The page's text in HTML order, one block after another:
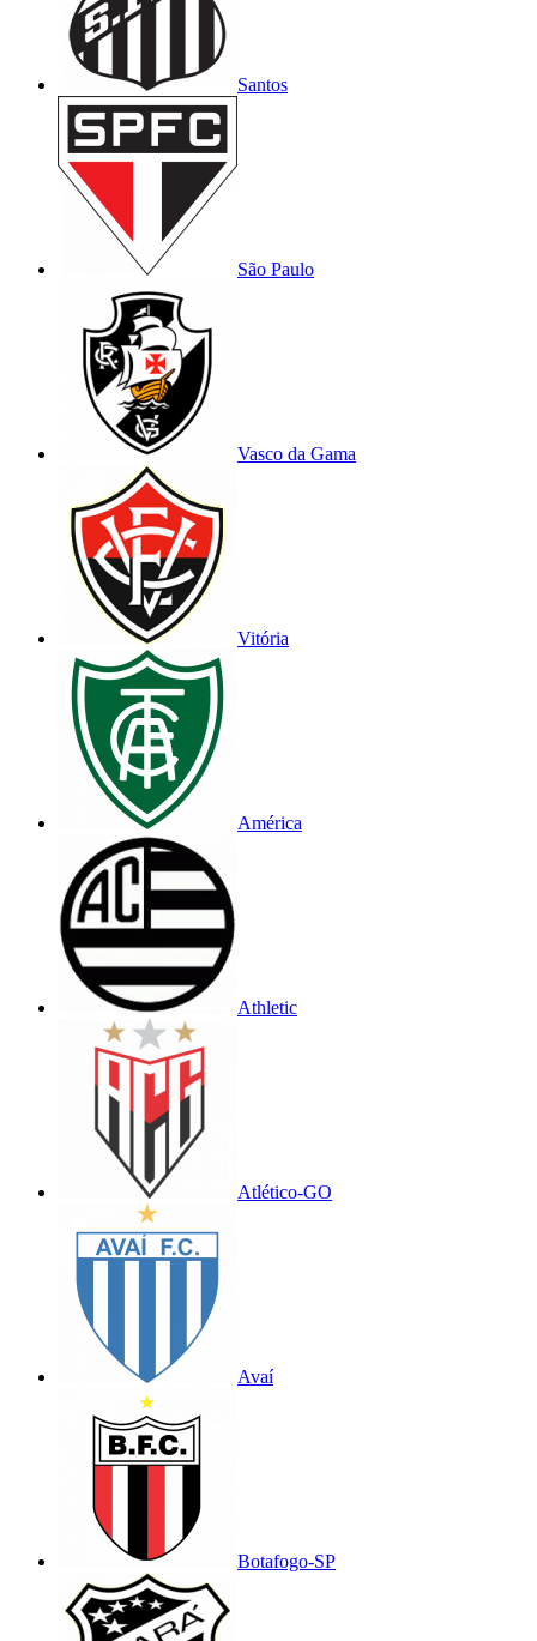
Santos
São Paulo
Vasco da Gama
Vitória
América
Athletic
Atlético-GO
Avaí
Botafogo-SP